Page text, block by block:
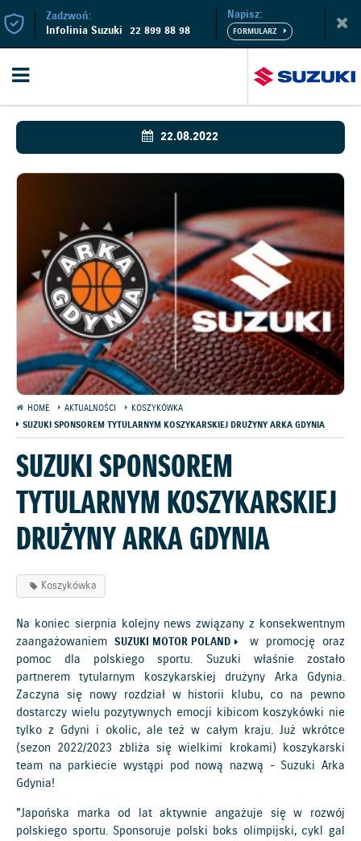
Zadzwoń:
Infolinia Suzuki 22 899 88 98
Napisz:
22.08.2022
HOME AKTUALNOŚCI
KOSZYKÓWKA
SUZUKI SPONSOREM TYTULARNYM KOSZYKARSKIEJ DRUŻYNY ARKA GDYNIA
SUZUKI SPONSOREM
TYTULARNYM KOSZYKARSKIEJ
DRUŻYNY ARKA GDYNIA
Koszykówka
Na koniec sierpnia kolejny news związany z konsekwentnym
zaangażowaniem SUZUKI MOTOR POLAND
w promocję oraz
pomoc dla polskiego sportu. Suzuki właśnie zostało
partnerem tytularnym koszykarskiej drużyny Arka Gdynia.
Zaczyna się nowy rozdział w historii klubu, co na pewno
dostarczy wielu pozytywnych emocji kibicom koszykówki nie
tylko z Gdyni i okolic, ale też w całym kraju. Już wkrótce
(sezon 2022/2023 zbliża się wielkimi krokami) koszykarski
team na parkiecie wystąpi pod nową nazwą - Suzuki Arka
Gdynia!
"Japońska marka od lat aktywnie angażuje się w rozwój
polskiego sportu. Sponsoruje polski boks olimpijski, cykl gal